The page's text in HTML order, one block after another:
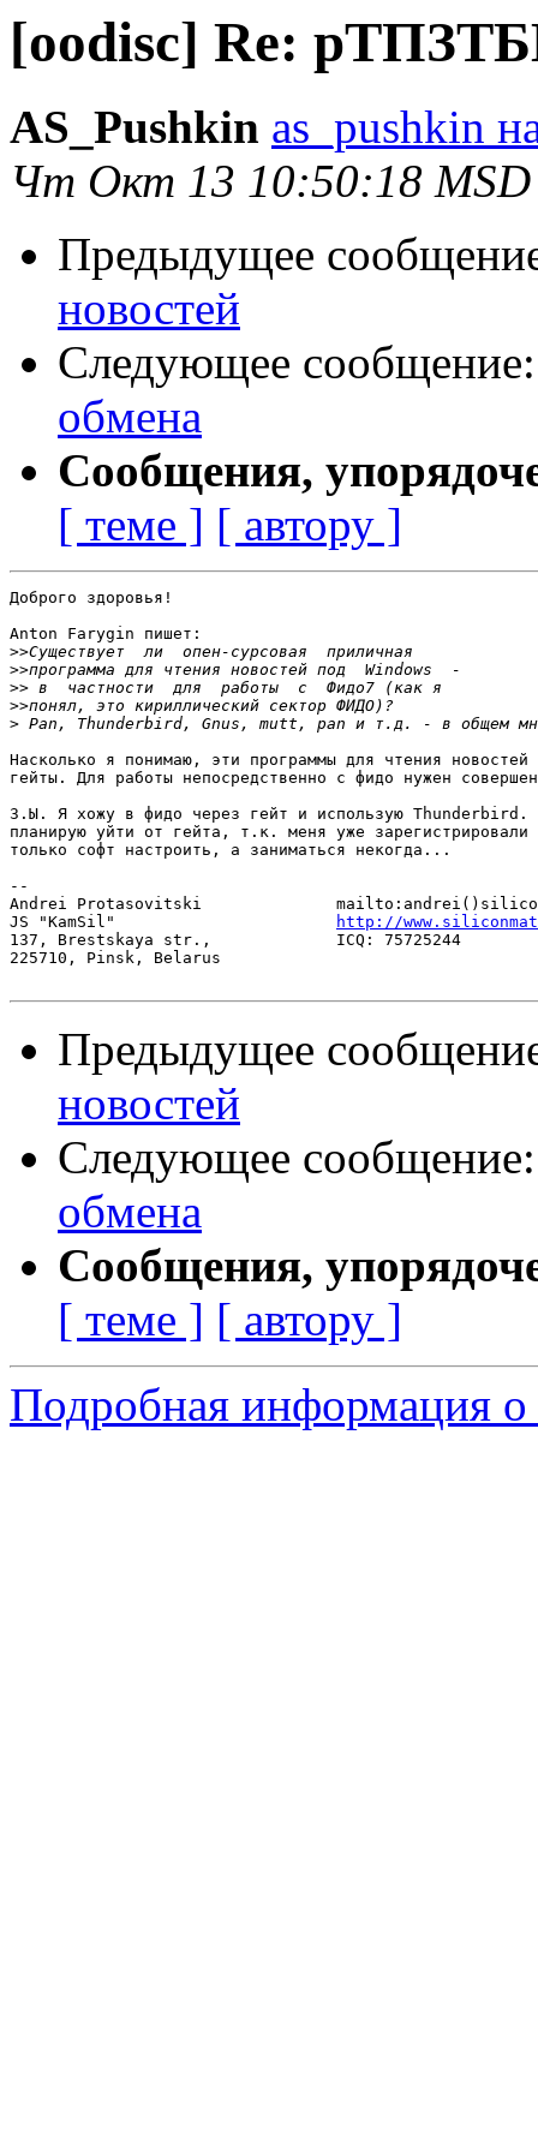
[oodisc] Re:
AS_Pushkin as_pushkin
Чт Окт 13 10:50:18 MSD
Предыдущее
новостей
Следующее
обмена
Сообщения,
[ теме ] [ автору ]
Доброго здоровья!
Anton Farygin пишет:
>>
>>
>>
>>
>
Насколько я понимаю, эти программы для чтения
гейты. Для работы непосредственно с фидо нужен
З.Ы. Я хожу в фидо через гейт и использую
планирую уйти от гейта, т.к. меня уже
только софт настроить, а заниматься некогда...
--
Andrei Protasovitski
JS "KamSil"
http://
137, Brestskaya str.,             ICQ: 75725244
225710, Pinsk, Belarus
Предыдущее
новостей
Следующее
обмена
Сообщения,
[ теме ] [ автору ]
Подробная информация о